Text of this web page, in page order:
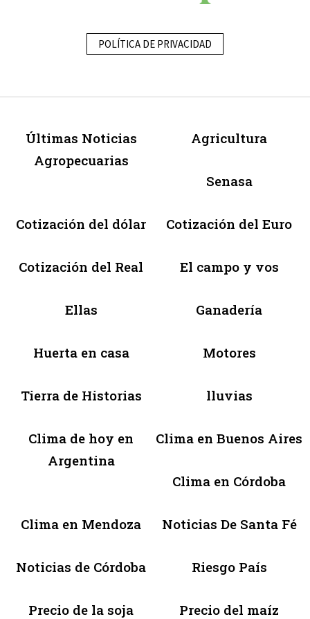
POLÍTICA DE PRIVACIDAD
Últimas Noticias
Agropecuarias
Agricultura
Senasa
Cotización del dólar Cotización del Euro
Cotización del Real El campo y vos
Ellas Ganadería
Huerta en casa Motores
Tierra de Historias lluvias
Clima de hoy en
Argentina
Clima en Buenos Aires
Clima en Córdoba
Clima en Mendoza Noticias De Santa Fé
Noticias de Córdoba Riesgo País
Precio de la soja Precio del maíz